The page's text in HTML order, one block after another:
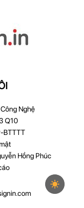
Nghệ
Q10
BTTTT
Hồng Phúc